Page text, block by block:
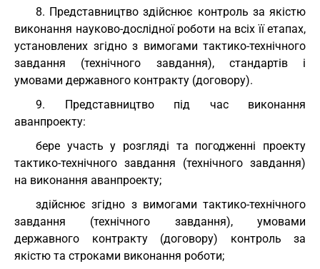
8. Представництво здійснює контроль за якістю
виконання науково-дослідної роботи на всіх її етапах,
установлених згідно з вимогами тактико-технічного
завдання (технічного завдання), стандартів і
умовами державного контракту (договору).
9. Представництво під час виконання
аванпроекту:
бере участь у розгляді та погодженні проекту
тактико-технічного завдання (технічного завдання)
на виконання аванпроекту;
здійснює згідно з вимогами тактико-технічного
завдання (технічного завдання), умовами
державного контракту (договору) контроль за
якістю та строками виконання роботи;